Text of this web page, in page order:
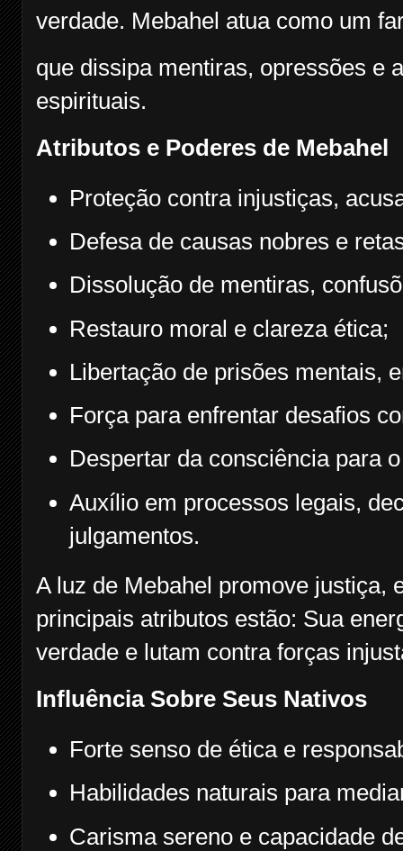
verdade. Mebahel atua como um
que dissipa mentiras, opressões e
espirituais.
Atributos e Poderes de Mebahel
Proteção contra injustiças,
Defesa de causas nobres e
Dissolução de mentiras,
Restauro moral e clareza ética;
Libertação de prisões mentais,
Força para enfrentar desafios
Despertar da consciência para
Auxílio em processos legais,
julgamentos.
A luz de Mebahel promove justiça,
principais atributos estão: Sua
verdade e lutam contra forças
Influência Sobre Seus Nativos
Forte senso de ética e
Habilidades naturais para
Carisma sereno e capacidade